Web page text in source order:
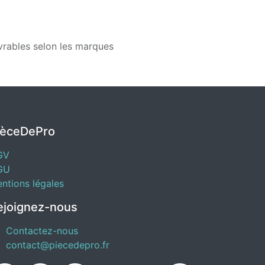
selon les marques
légales
nous
Contactez-nous
contact@piecedepro.fr